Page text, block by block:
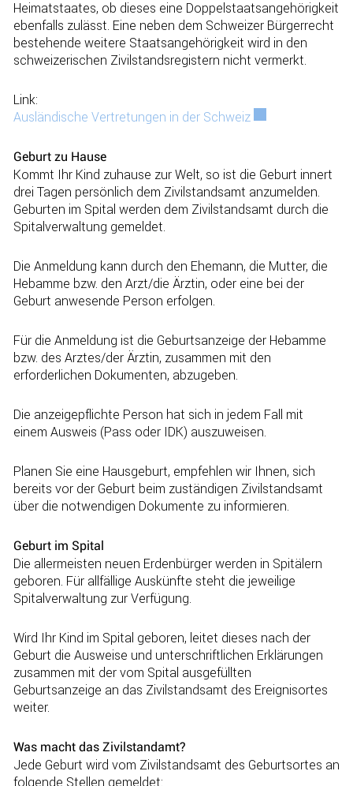
Heimatstaates, ob dieses eine Doppelstaatsangehörigkeit
ebenfalls zulässt. Eine neben dem Schweizer Bürgerrecht
bestehende weitere Staats­angehörigkeit wird in den
schweizerischen Zivilstandsregistern nicht vermerkt.
Link:
Ausländische Vertretungen in der SchweizExterner Link
Geburt zu Hause
Kommt Ihr Kind zuhause zur Welt, so ist die Geburt innert
drei Tagen persönlich dem Zivilstandsamt anzumelden.
Geburten im Spital werden dem Zivilstandsamt durch die
Spitalverwaltung gemeldet.
Die Anmeldung kann durch den Ehemann, die Mutter, die
Hebamme bzw. den Arzt/die Ärztin, oder eine bei der
Geburt anwesende Person erfolgen.
Für die Anmeldung ist die Geburtsanzeige der Hebamme
bzw. des Arztes/der Ärztin, zusammen mit den
erforderlichen Dokumenten, abzugeben.
Die anzeigepflichte Person hat sich in jedem Fall mit
einem Ausweis (Pass oder IDK) auszuweisen.
Planen Sie eine Hausgeburt, empfehlen wir Ihnen, sich
bereits vor der Geburt beim zuständigen Zivilstandsamt
über die notwendigen Dokumente zu informieren.
Geburt im Spital
Die allermeisten neuen Erdenbürger werden in Spitälern
geboren. Für allfällige Auskünfte steht die jeweilige
Spitalverwaltung zur Verfügung.
Wird Ihr Kind im Spital geboren, leitet dieses nach der
Geburt die Ausweise und unterschriftlichen Erklärungen
zusammen mit der vom Spital ausgefüllten
Geburtsanzeige an das Zivilstandsamt des Ereignisortes
weiter.
Was macht das Zivilstandamt?
Jede Geburt wird vom Zivilstandsamt des Geburtsortes an
folgende Stellen gemeldet: